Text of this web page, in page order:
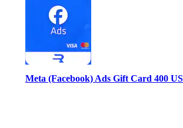
Meta (Facebook) Ads Gift Card 400